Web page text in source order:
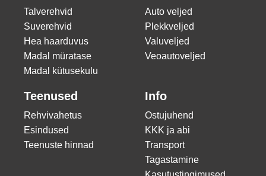
Talverehvid
Suverehvid
Hea haarduvus
Madal müratase
Madal kütusekulu
Auto veljed
Plekkveljed
Valuveljed
Veoautoveljed
Teenused
Rehvivahetus
Esindused
Teenuste hinnad
Info
Ostujuhend
KKK ja abi
Transport
Tagastamine